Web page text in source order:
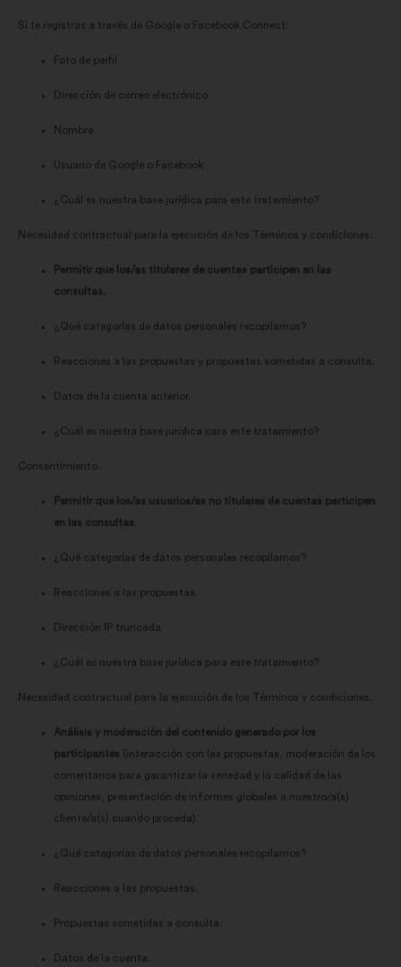
Si te registras a través de Google o Facebook Connect:
Foto de perfil
Dirección de correo electrónico
Nombre
Usuario de Google o Facebook
¿Cuál es nuestra base jurídica para este tratamiento?
Necesidad contractual para la ejecución de los Términos y condiciones.
Permitir que los/as titulares de cuentas participen en las
consultas.
¿Qué categorías de datos personales recopilamos?
Reacciones a las propuestas y propuestas sometidas a consulta.
Datos de la cuenta anterior.
¿Cuál es nuestra base jurídica para este tratamiento?
Consentimiento.
Permitir que los/as usuarios/as no titulares de cuentas participen
en las consultas.
¿Qué categorías de datos personales recopilamos?
Reacciones a las propuestas.
Dirección IP truncada.
¿Cuál es nuestra base jurídica para este tratamiento?
Necesidad contractual para la ejecución de los Términos y condiciones.
Análisis y moderación del contenido generado por los
participantes (interacción con las propuestas, moderación de los
comentarios para garantizar la seriedad y la calidad de las
opiniones, presentación de informes globales a nuestro/a(s)
cliente/a(s) cuando proceda).
¿Qué categorías de datos personales recopilamos?
Reacciones a las propuestas.
Propuestas sometidas a consulta.
Datos de la cuenta.